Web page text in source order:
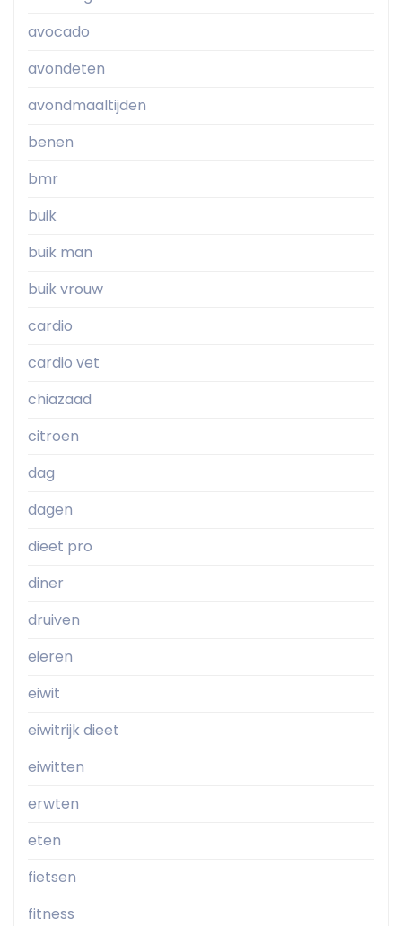
avocado
avondeten
avondmaaltijden
benen
bmr
buik
buik man
buik vrouw
cardio
cardio vet
chiazaad
citroen
dag
dagen
dieet pro
diner
druiven
eieren
eiwit
eiwitrijk dieet
eiwitten
erwten
eten
fietsen
fitness